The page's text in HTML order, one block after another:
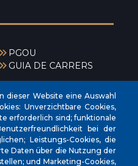
PGOU
GUIA DE CARRERS
CANAL DE DENÚNCIES
dieser Website eine Auswahl
Unverzichtbare Cookies,
erforderlich sind; funktionale
bei der
Leistungs-Cookies, die
Daten über die Nutzung der
und Marketing-Cookies,